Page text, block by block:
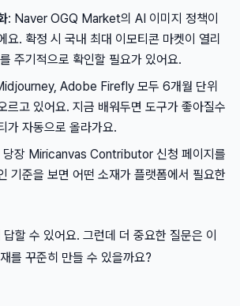
: Naver OGQ Market의 AI 이미지 정책이
요. 확정 시 국내 최대 이모티콘 마켓이 열리
주기적으로 확인할 필요가 있어요.
Adobe Firefly 모두 6개월 단위
르고 있어요. 지금 배워두면 도구가 좋아질수
가 자동으로 올라가요.
당장 Miricanvas Contributor 신청 페이지를
기준을 보면 어떤 소재가 플랫폼에서 필요한
할 수 있어요. 그런데 더 중요한 질문은 이
를 꾸준히 만들 수 있을까요?